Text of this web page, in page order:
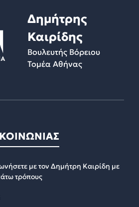
Δημήτρης
Καιρίδης
Βουλευτής Βόρειου
Τομέα Αθήνας
με τον Δημήτρη Καιρίδη με
τρόπους